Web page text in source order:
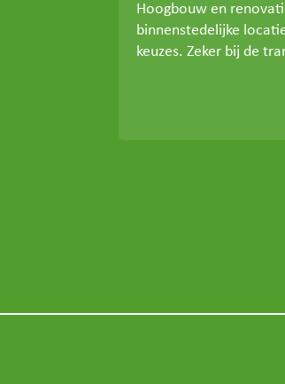
Hoogbouw en
binnenstedelijke
keuzes. Zeker bij de